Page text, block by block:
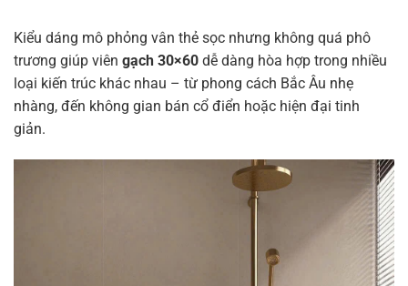
Kiểu dáng mô phỏng vân thẻ sọc nhưng không quá phô
trương giúp viên gạch 30×60 dễ dàng hòa hợp trong nhiều
loại kiến trúc khác nhau – từ phong cách Bắc Âu nhẹ
nhàng, đến không gian bán cổ điển hoặc hiện đại tinh
giản.